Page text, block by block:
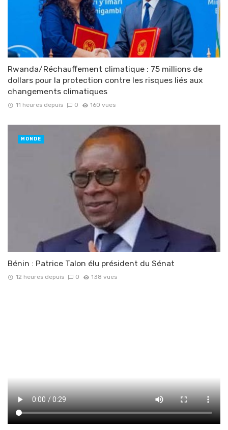
Rwanda/Réchauffement climatique : 75 millions de
dollars pour la protection contre les risques liés aux
changements climatiques
11 heures depuis 0 160 vues
Bénin : Patrice Talon élu président du Sénat
12 heures depuis 0 138 vues
MONDE